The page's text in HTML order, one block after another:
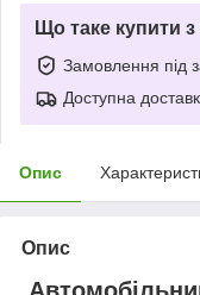
Що таке купити
Замовлення під
Доступна
Опис
Опис